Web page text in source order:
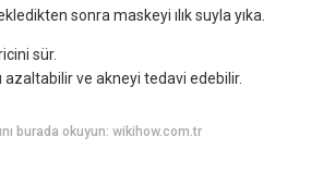
sonra maskeyi ılık suyla yıka.
sür.
azaltabilir ve akneyi tedavi edebilir.
burada okuyun: wikihow.com.tr